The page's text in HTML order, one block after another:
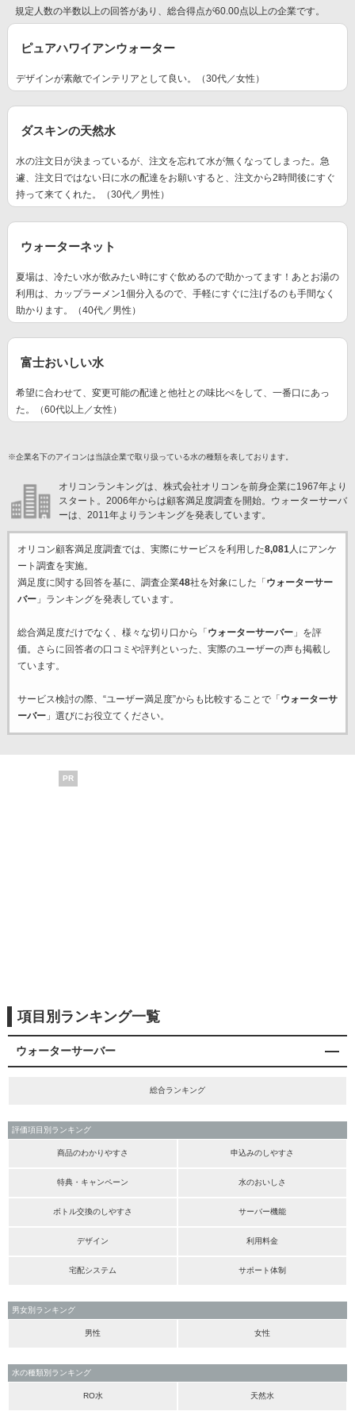
規定人数の半数以上の回答があり、総合得点が60.00点以上の企業です。
ピュアハワイアンウォーター
デザインが素敵でインテリアとして良い。（30代／女性）
ダスキンの天然水
水の注文日が決まっているが、注文を忘れて水が無くなってしまった。急
遽、注文日ではない日に水の配達をお願いすると、注文から2時間後にすぐ
持って来てくれた。（30代／男性）
ウォーターネット
夏場は、冷たい水が飲みたい時にすぐ飲めるので助かってます！あとお湯の
利用は、カップラーメン1個分入るので、手軽にすぐに注げるのも手間なく
助かります。（40代／男性）
富士おいしい水
希望に合わせて、変更可能の配達と他社との味比べをして、一番口にあっ
た。（60代以上／女性）
※企業名下のアイコンは当該企業で取り扱っている水の種類を表しております。
オリコンランキングは、株式会社オリコンを前身企業に1967年より
スタート。2006年からは顧客満足度調査を開始。ウォーターサーバ
ーは、2011年よりランキングを発表しています。
オリコン顧客満足度調査では、実際にサービスを利用した8,081人にアンケ
ート調査を実施。
満足度に関する回答を基に、調査企業48社を対象にした「 ウォーターサー
バー」ランキングを発表しています。
総合満足度だけでなく、様々な切り口から「 ウォーターサーバー」を評
価。さらに回答者の口コミや評判といった、実際のユーザーの声も掲載し
ています。
サービス検討の際、“ユーザー満足度”からも比較することで「 ウォーターサ
ーバー」選びにお役立てください。
PR
項目別ランキング一覧
ウォーターサーバー
総合ランキング
評価項目別ランキング
商品のわかりやすさ 申込みのしやすさ
特典・キャンペーン 水のおいしさ
ボトル交換のしやすさ サーバー機能
デザイン 利用料金
宅配システム サポート体制
男女別ランキング
男性 女性
水の種類別ランキング
RO水 天然水